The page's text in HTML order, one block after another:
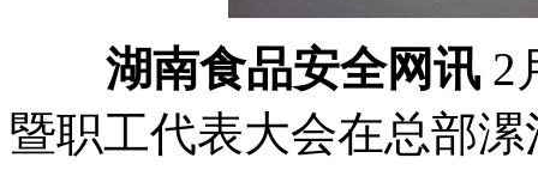
湖南食品安全网讯 2
暨职工代表大会在总部